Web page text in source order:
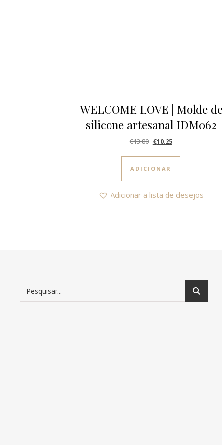
WELCOME LOVE | Molde de
silicone artesanal IDM062
€13.80 O preço original era:
€10.25O preço atual é:
ADICIONAR
Adicionar a lista de desejos